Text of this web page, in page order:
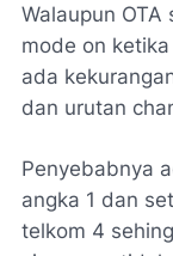
Walaupun
mode on
ada
dan urutan
Penyebabnya
angka 1 dan
telkom 4